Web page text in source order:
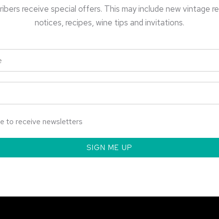
receive special offers. This may include new vintage
notices, recipes, wine tips and invitations.
to receive newsletters
SIGN ME UP